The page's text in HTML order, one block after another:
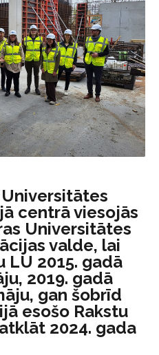
centrā viesojās
Universitātes
valde, lai
LU 2015. gadā
2019. gadā
gan šobrīd
esošo Rakstu
2024. gada